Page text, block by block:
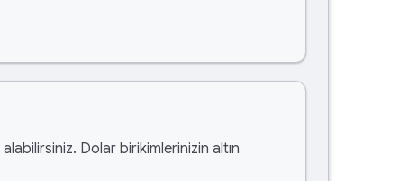
alabilirsiniz. Dolar birikimlerinizin altın